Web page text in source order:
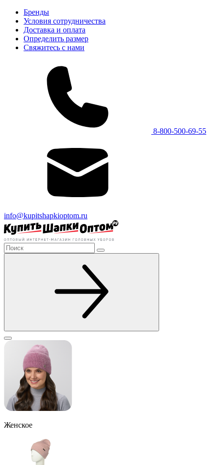
Бренды
Условия сотрудничества
Доставка и оплата
Определить размер
Свяжитесь с нами
8-800-500-69-55
info@kupitshapkioptom.ru
Женское